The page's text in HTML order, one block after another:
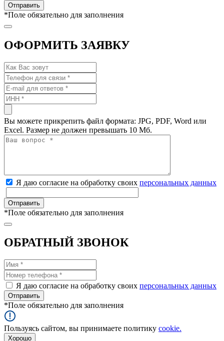
*Поле обязательно для заполнения
ОФОРМИТЬ ЗАЯВКУ
Вы можете прикрепить файл формата: JPG, PDF, Word или
Excel. Размер не должен превышать 10 Мб.
Я даю согласие на обработку своих персональных данных
*Поле обязательно для заполнения
ОБРАТНЫЙ ЗВОНОК
Я даю согласие на обработку своих персональных данных
*Поле обязательно для заполнения
Пользуясь сайтом, вы принимаете политику cookie.
Хорошо